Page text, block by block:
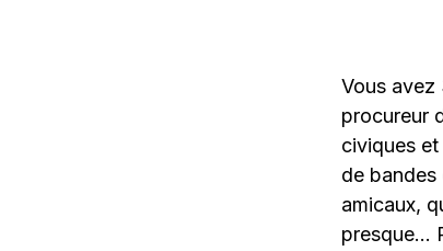
Vous avez
procureur
civiques
de bandes
amicaux,
presque…